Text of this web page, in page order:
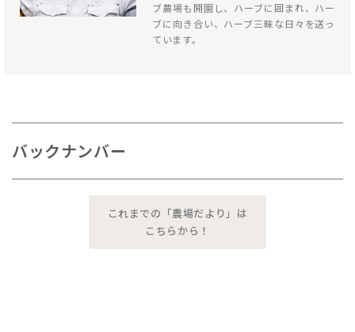
ブ農場も開園し、ハーブに囲まれ、ハー
ブに向き合い、ハーブ三昧な日々を送っ
ています。
バックナンバー
これまでの「農場だより」は
こちらから！